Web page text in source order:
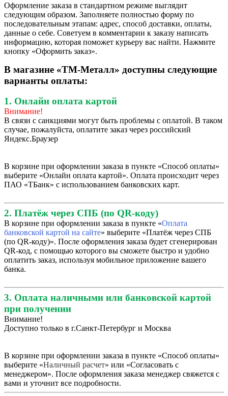
Оформление заказа в стандартном режиме выглядит
следующим образом. Заполняете полностью форму по
последовательным этапам: адрес, способ доставки, оплаты,
данные о себе. Советуем в комментарии к заказу написать
информацию, которая поможет курьеру вас найти. Нажмите
кнопку «Оформить заказ».
В магазине «ТМ-Металл» доступны следующие
варианты оплаты:
1. Онлайн оплата картой
Внимание!
В связи с санкциями могут быть проблемы с оплатой. В таком
случае, пожалуйста, оплатите заказ через российский
Яндекс.Браузер
В корзине при оформлении заказа в пункте «Способ оплаты»
выберите «Онлайн оплата картой». Оплата происходит через
ПАО «ТБанк» с использованием банковских карт.
2. Платёж через СПБ (по QR-коду)
В корзине при оформлении заказа в пункте «Оплата
банковской картой на сайте» выберите «Платёж через СПБ
(по QR-коду)». После оформления заказа будет сгенерирован
QR-код, с помощью которого вы сможете быстро и удобно
оплатить заказ, используя мобильное приложение вашего
банка.
3. Оплата наличными или банковской картой
при получении
Внимание!
Доступно только в г.Санкт-Петербург и Москва
В корзине при оформлении заказа в пункте «Способ оплаты»
выберите «Наличный расчет» или «Согласовать с
менеджером». После оформления заказа менеджер свяжется с
вами и уточнит все подробности.